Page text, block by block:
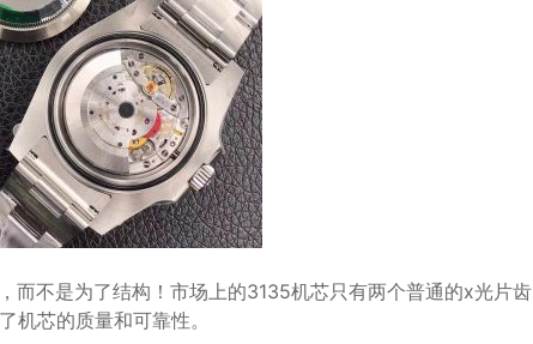
而不是为了结构！市场上的3135机芯只有两个普通的x光片齿
机芯的质量和可靠性。